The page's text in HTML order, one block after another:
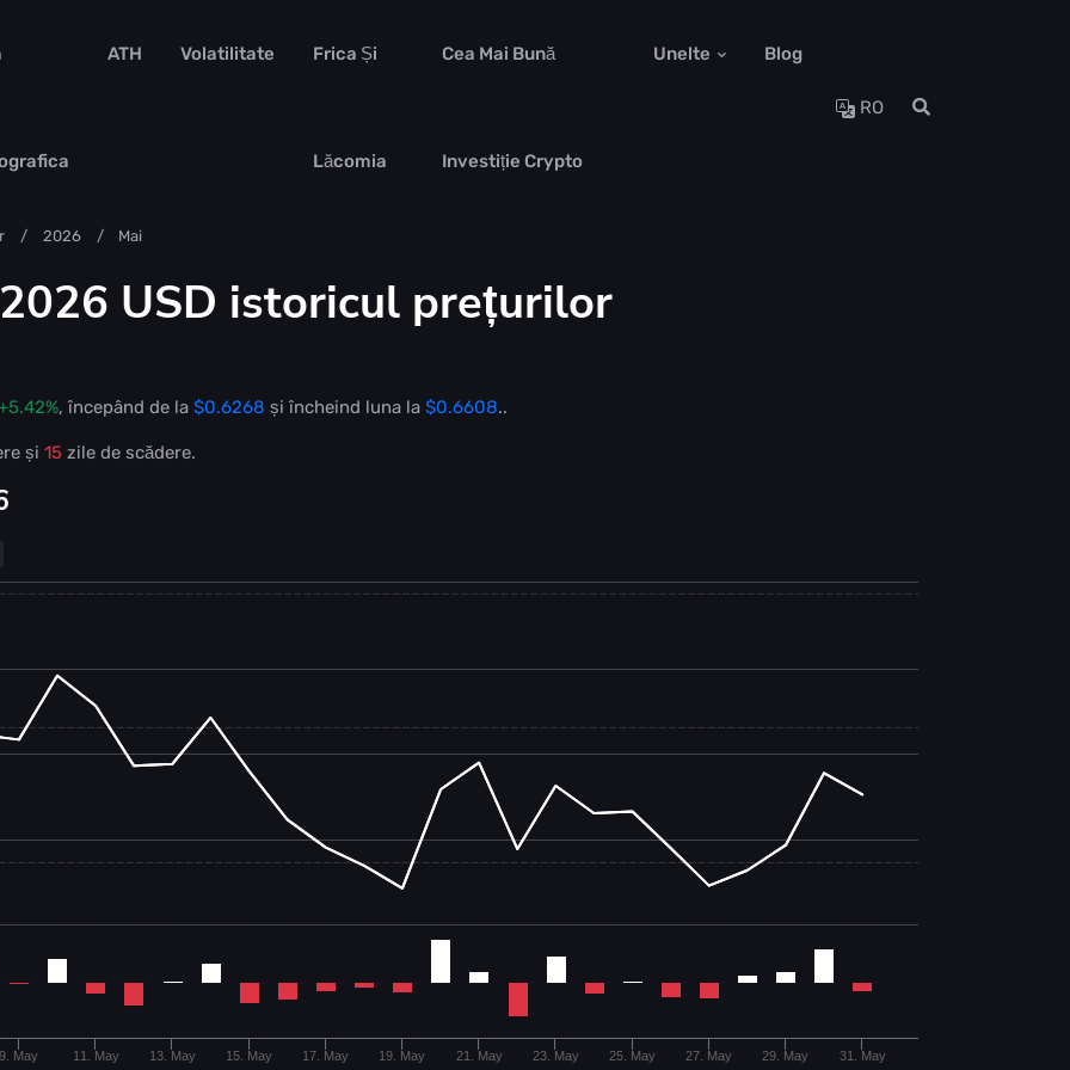
ATH Volatilitate Frica Și
Lăcomia
Cea Mai Bună
Investiție Crypto
Unelte Blog
RO
2026 Mai
USD istoricul prețurilor
, începând de la $0.6268 și încheind luna la $0.6608..
și 15 zile de scădere.
9. May 11. May 13. May 15. May 17. May 19. May 21. May 23. May 25. May 27. May 29. May 31. May